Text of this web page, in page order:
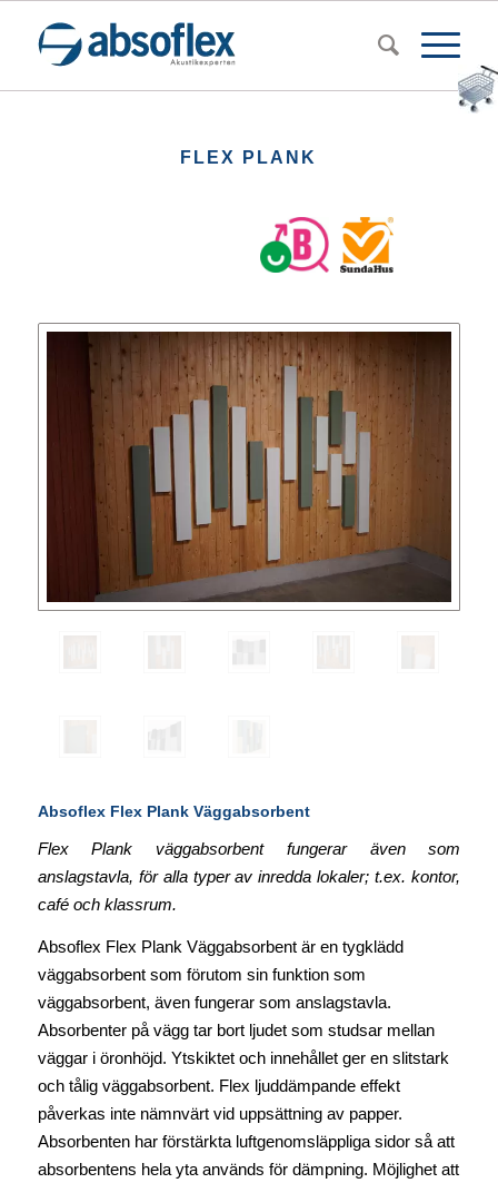
FLEX PLANK
Absoflex Flex Plank Väggabsorbent
Flex Plank väggabsorbent fungerar även som
anslagstavla, för alla typer av inredda lokaler; t.ex. kontor,
café och klassrum.
Absoflex Flex Plank Väggabsorbent är en tygklädd
väggabsorbent som förutom sin funktion som
väggabsorbent, även fungerar som anslagstavla.
Absorbenter på vägg tar bort ljudet som studsar mellan
väggar i öronhöjd. Ytskiktet och innehållet ger en slitstark
och tålig väggabsorbent. Flex ljuddämpande effekt
påverkas inte nämnvärt vid uppsättning av papper.
Absorbenten har förstärkta luftgenomsläppliga sidor så att
absorbentens hela yta används för dämpning. Möjlighet att